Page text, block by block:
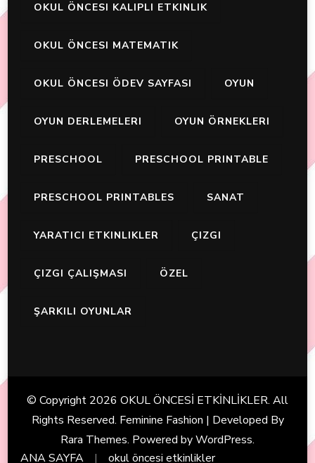
OKUL ÖNCESI KALIPLI ETKINLIK
OKUL ÖNCESI MATEMATIK
OKUL ÖNCESI ÖDEV SAYFASI OYUN
OYUN DERLEMELERI OYUN ÖRNEKLERI
PRESCHOOL PRESCHOOL PRINTABLE
PRESCHOOL PRINTABLES SANAT
YARATICI ETKINLIKLER ÇIZGI
ÇIZGI ÇALIŞMASI ÖZEL
ŞARKILI OYUNLAR
© Copyright 2026 OKUL ÖNCESİ ETKİNLİKLER. All
Rights Reserved. Feminine Fashion | Developed By
Rara Themes. Powered byWordPress.
ANA SAYFA
okul öncesi etkinlikler